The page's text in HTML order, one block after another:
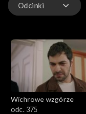
Odcinki
Wichrowe wzgórze
odc. 375